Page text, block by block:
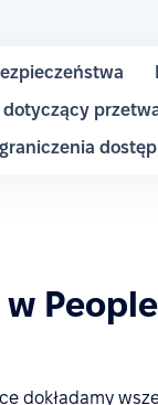
dotyczący
w
dokładamy